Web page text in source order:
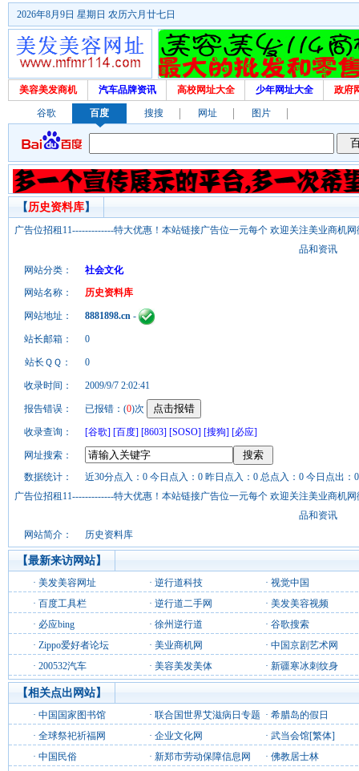
2026年8月9日 星期日 农历六月廿七日
美容美发商机 汽车品牌资讯 高校网址大全 少年网址大全 政府
谷歌 百度 搜搜 网址 图片
【 历史资料库】
广告位招租11-------------特大优惠！本站链接广告位一元每个 欢迎关注美业商机
品和资讯
网站分类：
社会文化
网站名称：
历史资料库
网站地址： 8881898.cn -
站长邮箱： 0
站长ＱＱ： 0
收录时间： 2009/9/7 2:02:41
报告错误： 已报错：(0)次
收录查询： [谷歌] [百度] [8603] [SOSO] [搜狗] [必应]
网址搜索：
数据统计：
近30分点入：0 今日点入：0 昨日点入：0 总点入：0 今日点出：
广告位招租11-------------特大优惠！本站链接广告位一元每个 欢迎关注美业商机
品和资讯
网站简介：
历史资料库
【最新来访网站】
· 美发美容网址 · 逆行道科技 · 视觉中国
· 百度工具栏 · 逆行道二手网 · 美发美容视频
· 必应bing · 徐州逆行道 · 谷歌搜索
· Zippo爱好者论坛 · 美业商机网 · 中国京剧艺术网
· 200532汽车 · 美容美发美体 · 新疆寒冰刺纹身
【相关点出网站】
· 中国国家图书馆 · 联合国世界艾滋病日专题 · 希腊岛的假日
· 全球祭祀祈福网 · 企业文化网 · 武当会馆[繁体]
· 中国民俗 · 新郑市劳动保障信息网 · 佛教居士林